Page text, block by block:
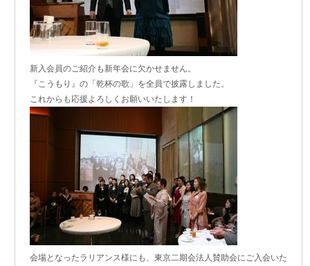
新入会員のご紹介も新年会に欠かせません。
『こうもり』の「乾杯の歌」を全員で披露しました。
これからも応援よろしくお願いいたします！
会場となったラリアンス様にも、東京二期会法人賛助会にご入会いた